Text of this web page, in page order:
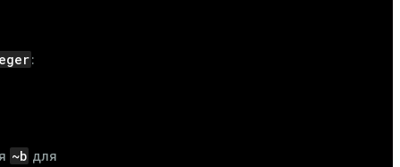
:
~b для